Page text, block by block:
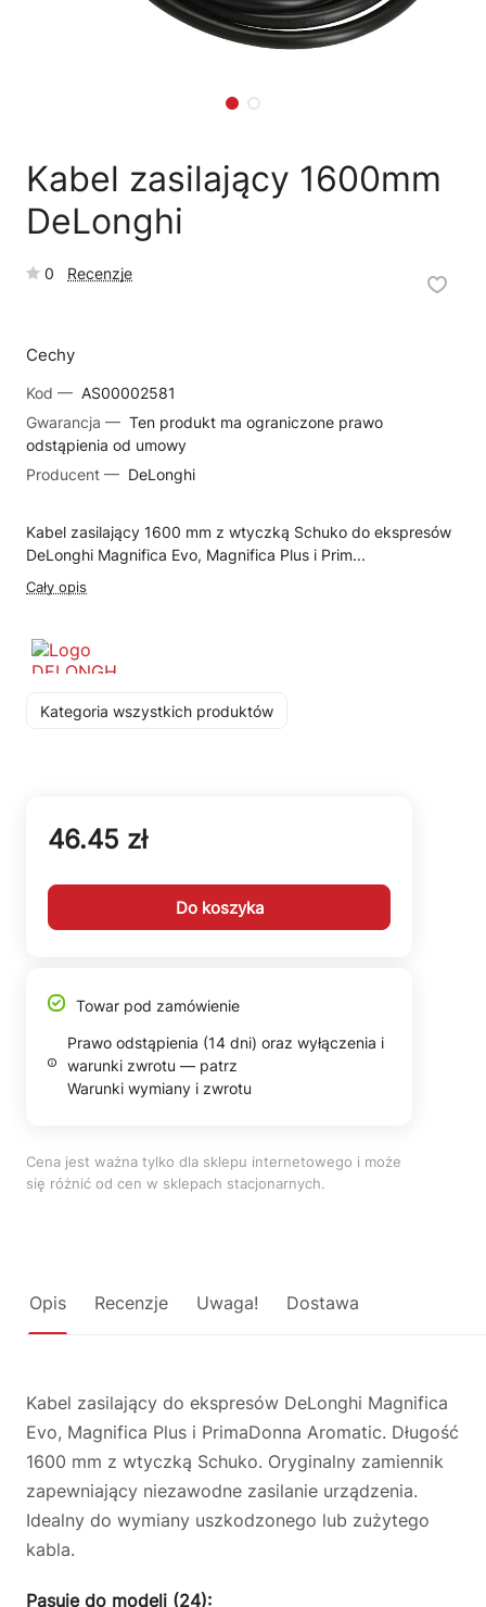
Kabel zasilający 1600mm
DeLonghi
0 Recenzje
Cechy
Kod — AS00002581
Gwarancja — Ten produkt ma ograniczone prawo
odstąpienia od umowy
Producent — DeLonghi
Kabel zasilający 1600 mm z wtyczką Schuko do ekspresów
DeLonghi Magnifica Evo, Magnifica Plus i Prim...
Cały opis
Kategoria wszystkich produktów
46.45 zł
Do koszyka
Towar pod zamówienie
Prawo odstąpienia (14 dni) oraz wyłączenia i
warunki zwrotu — patrz
Warunki wymiany i zwrotu
Cena jest ważna tylko dla sklepu internetowego i może
się różnić od cen w sklepach stacjonarnych.
Opis Recenzje Uwaga! Dostawa
Kabel zasilający do ekspresów DeLonghi Magnifica
Evo, Magnifica Plus i PrimaDonna Aromatic. Długość
1600 mm z wtyczką Schuko. Oryginalny zamiennik
zapewniający niezawodne zasilanie urządzenia.
Idealny do wymiany uszkodzonego lub zużytego
kabla.
Pasuje do modeli (24):
📦Reklamacja towaru